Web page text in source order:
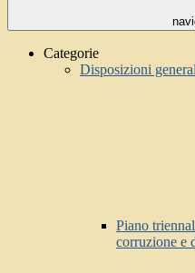
Categorie
Disposizioni
Piano
corruzione e